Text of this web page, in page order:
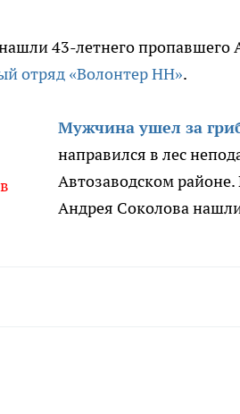
43-летнего пропавшего
отряд «Волонтер НН».
Мужчина ушел за
направился в лес
Автозаводском
Андрея Соколова